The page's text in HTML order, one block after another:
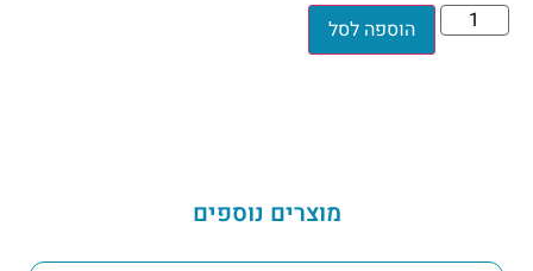
הוספה לסל
מוצרים נוספים